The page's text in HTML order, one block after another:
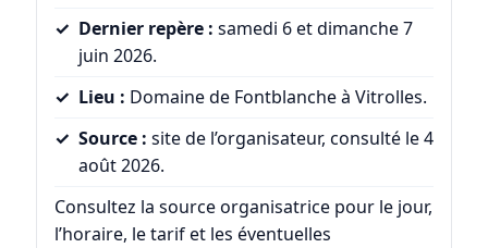
Dernier repère : samedi 6 et dimanche 7
juin 2026.
Lieu : Domaine de Fontblanche à Vitrolles.
Source : site de l’organisateur, consulté le 4
août 2026.
Consultez la source organisatrice pour le jour,
l’horaire, le tarif et les éventuelles